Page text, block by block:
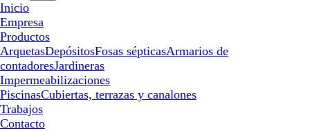
Inicio
Empresa
Productos
ArquetasDepósitosFosas sépticasArmarios de
contadoresJardineras
Impermeabilizaciones
PiscinasCubiertas, terrazas y canalones
Trabajos
Contacto